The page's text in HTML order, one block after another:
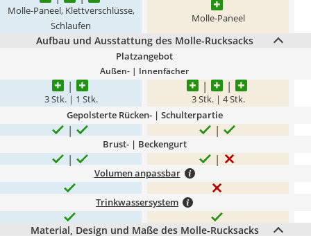
Molle-Paneel, Klettverschlüsse,
Schlaufen
Molle-Paneel
Aufbau und Ausstattung des Molle-Rucksacks
Platzangebot
Außen- | Innenfächer
3 Stk. | 1 Stk. 3 Stk. | 4 Stk.
Gepolsterte Rücken- | Schulterpartie
Brust- | Beckengurt
Volumen anpassbar
Trinkwassersystem
Material, Design und Maße des Molle-Rucksacks